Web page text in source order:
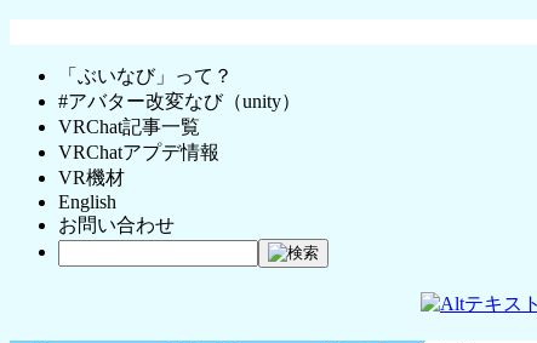
「ぶいなび」って？
#アバター改変なび（unity）
VRChat記事一覧
VRChatアプデ情報
VR機材
English
お問い合わせ